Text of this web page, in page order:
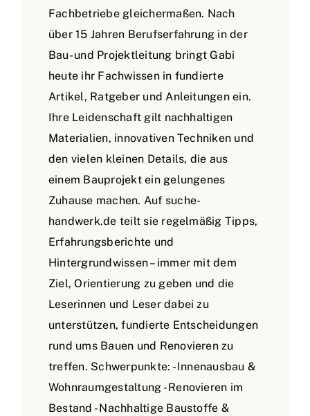
Fachbetriebe gleichermaßen. Nach
über 15 Jahren Berufserfahrung in der
Bau- und Projektleitung bringt Gabi
heute ihr Fachwissen in fundierte
Artikel, Ratgeber und Anleitungen ein.
Ihre Leidenschaft gilt nachhaltigen
Materialien, innovativen Techniken und
den vielen kleinen Details, die aus
einem Bauprojekt ein gelungenes
Zuhause machen. Auf suche-
handwerk.de teilt sie regelmäßig Tipps,
Erfahrungsberichte und
Hintergrundwissen – immer mit dem
Ziel, Orientierung zu geben und die
Leserinnen und Leser dabei zu
unterstützen, fundierte Entscheidungen
rund ums Bauen und Renovieren zu
treffen. Schwerpunkte: - Innenausbau &
Wohnraumgestaltung - Renovieren im
Bestand - Nachhaltige Baustoffe &